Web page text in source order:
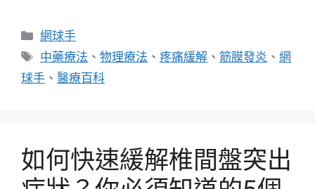
分
類
網球手
標
籤
中藥療法 、物理療法 、疼痛緩解 、筋膜發炎 、網
球手 、 醫療百科
如何快速緩解椎間盤突出